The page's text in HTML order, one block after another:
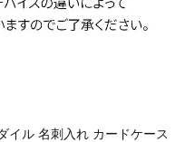
イル 名刺入れ カードケース